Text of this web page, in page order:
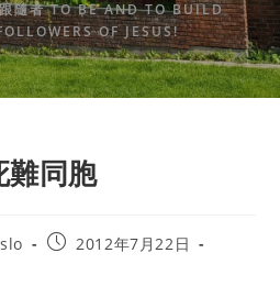
隨者 TO BE AND TO BUILD
OF JESUS!
難同胞
Post2012年7月22日